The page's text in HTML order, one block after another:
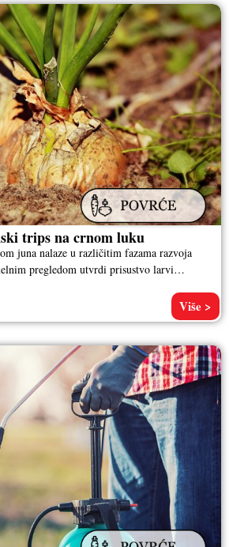
trips na crnom luku
juna nalaze u različitim fazama razvoja
pregledom utvrdi prisustvo larvi
Više >